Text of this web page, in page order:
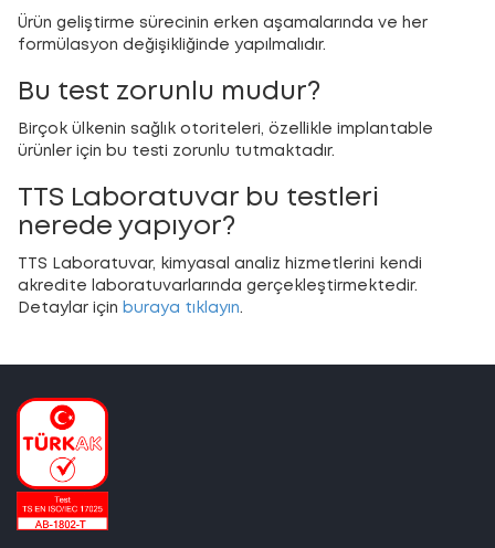
Ürün geliştirme sürecinin erken aşamalarında ve her
formülasyon değişikliğinde yapılmalıdır.
Bu test zorunlu mudur?
Birçok ülkenin sağlık otoriteleri, özellikle implantable
ürünler için bu testi zorunlu tutmaktadır.
TTS Laboratuvar bu testleri
nerede yapıyor?
TTS Laboratuvar, kimyasal analiz hizmetlerini kendi
akredite laboratuvarlarında gerçekleştirmektedir.
Detaylar için buraya tıklayın.